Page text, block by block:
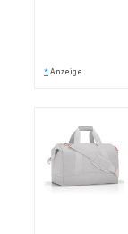
* Anzeige